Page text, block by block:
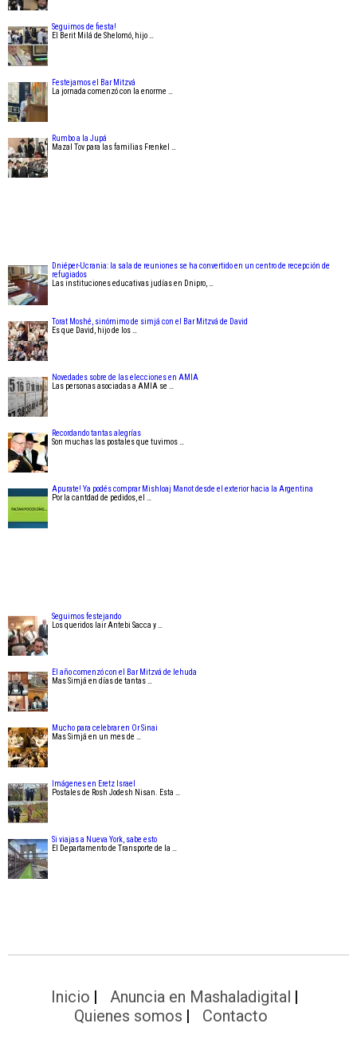
Seguimos de fiesta!
El Berit Milá de Shelomó, hijo …
Festejamos el Bar Mitzvá
La jornada comenzó con la enorme …
Rumbo a la Jupá
Mazal Tov para las familias Frenkel …
Dniéper-Ucrania: la sala de reuniones se ha convertido en un centro de recepción de
refugiados
Las instituciones educativas judías en Dnipro, …
Torat Moshé, sinómimo de simjá con el Bar Mitzvá de David
Es que David, hijo de los …
Novedades sobre de las elecciones en AMIA
Las personas asociadas a AMIA se …
Recordando tantas alegrías
Son muchas las postales que tuvimos …
Apurate! Ya podés comprar Mishloaj Manot desde el exterior hacia la Argentina
Por la cantdad de pedidos, el …
Seguimos festejando
Los queridos Iair Antebi Sacca y …
El año comenzó con el Bar Mitzvá de Iehuda
Mas Simjá en días de tantas …
Mucho para celebrar en Or Sinai
Mas Simjá en un mes de …
Imágenes en Eretz Israel
Postales de Rosh Jodesh Nisan. Esta …
Si viajas a Nueva York, sabe esto
El Departamento de Transporte de la …
Inicio
Anuncia en Mashaladigital
Quienes somos
Contacto